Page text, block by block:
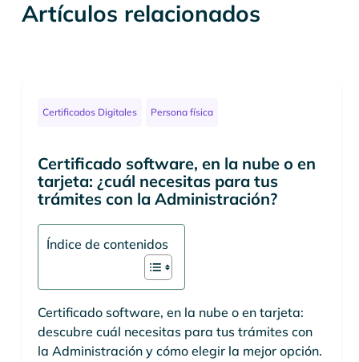
Artículos relacionados
Certificados Digitales Persona física
Certificado software, en la nube o en
tarjeta: ¿cuál necesitas para tus
trámites con la Administración?
Índice de contenidos
Certificado software, en la nube o en tarjeta:
descubre cuál necesitas para tus trámites con
la Administración y cómo elegir la mejor opción.